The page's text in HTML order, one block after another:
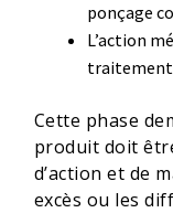
ponçage
L’action
traitement
Cette phase
produit doit
d’action et de
excès ou les